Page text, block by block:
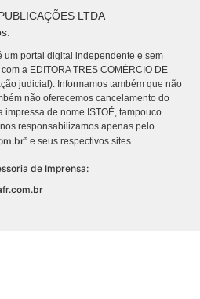
LTDA
um portal digital independente e sem
a EDITORA TRES COMÉRCIO DE
judicial). Informamos também que não
não oferecemos cancelamento do
impressa de nome ISTOÉ, tampouco
responsabilizamos apenas pelo
” e seus respectivos sites.
de Imprensa: